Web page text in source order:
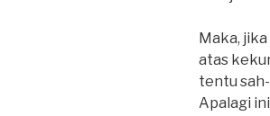
Maka,
atas
tentu
Apalagi